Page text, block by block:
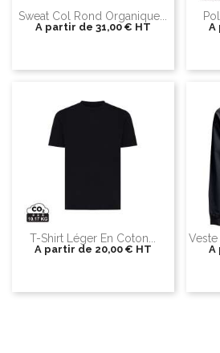
Sweat Col Rond Organique...
A partir de 31,00 € HT A
T-Shirt Léger En Coton...
A partir de 20,00 € HT A